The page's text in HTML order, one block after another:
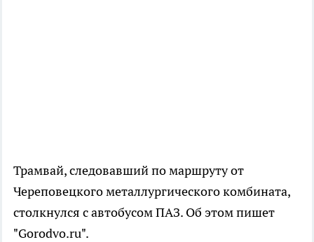
Трамвай, следовавший по маршруту от
Череповецкого металлургического комбината,
столкнулся с автобусом ПАЗ. Об этом пишет
"Gorodvo.ru".